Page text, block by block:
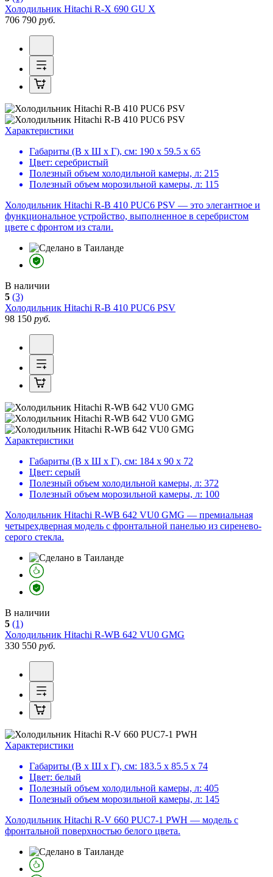
Холодильник Hitachi R-X 690 GU X
706 790 руб.
Характеристики
Габариты (В х Ш х Г), см: 190 х 59.5 х 65
Цвет: серебристый
Полезный объем холодильной камеры, л: 215
Полезный объем морозильной камеры, л: 115
Холодильник Hitachi R-B 410 PUC6 PSV — это элегантное и
функциональное устройство, выполненное в серебристом
цвете с фронтом из стали.
В наличии
5 (3)
Холодильник Hitachi R-B 410 PUC6 PSV
98 150 руб.
Характеристики
Габариты (В х Ш х Г), см: 184 х 90 х 72
Цвет: серый
Полезный объем холодильной камеры, л: 372
Полезный объем морозильной камеры, л: 100
Холодильник Hitachi R-WB 642 VU0 GMG — премиальная
четырехдверная модель с фронтальной панелью из сиренево-
серого стекла.
В наличии
5 (1)
Холодильник Hitachi R-WB 642 VU0 GMG
330 550 руб.
Характеристики
Габариты (В х Ш х Г), см: 183.5 х 85.5 х 74
Цвет: белый
Полезный объем холодильной камеры, л: 405
Полезный объем морозильной камеры, л: 145
Холодильник Hitachi R-V 660 PUC7-1 PWH — модель с
фронтальной поверхностью белого цвета.